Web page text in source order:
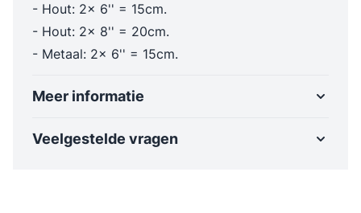
- Hout: 2x 6'' = 15cm.
- Hout: 2x 8'' = 20cm.
- Metaal: 2x 6'' = 15cm.
Meer informatie
Veelgestelde vragen